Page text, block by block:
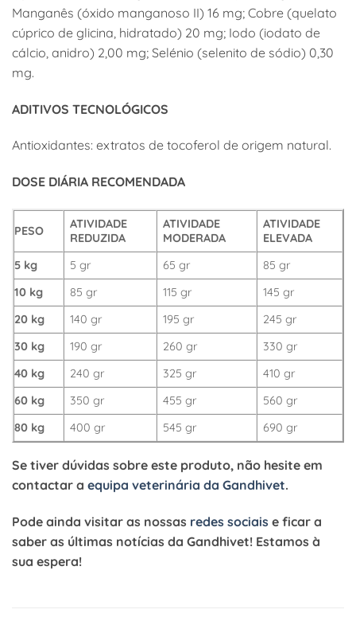
Manganês (óxido manganoso II) 16 mg; Cobre (quelato
cúprico de glicina, hidratado) 20 mg; Iodo (iodato de
cálcio, anidro) 2,00 mg; Selénio (selenito de sódio) 0,30
mg.
ADITIVOS TECNOLÓGICOS
Antioxidantes: extratos de tocoferol de origem natural.
DOSE DIÁRIA RECOMENDADA
PESO
ATIVIDADE
REDUZIDA
ATIVIDADE
MODERADA
ATIVIDADE
ELEVADA
5 kg
5 gr 65 gr
85 gr
10 kg
85 gr 115 gr
145 gr
20 kg
140 gr 195 gr
245 gr
30 kg
190 gr 260 gr
330 gr
40 kg
240 gr 325 gr
410 gr
60 kg
350 gr 455 gr
560 gr
80 kg
400 gr 545 gr 690 gr
Se tiver dúvidas sobre este produto, não hesite em
contactar a equipa veterinária da Gandhivet.
Pode ainda visitar as nossas redes sociais e ficar a
saber as últimas notícias da Gandhivet! Estamos à
sua espera!